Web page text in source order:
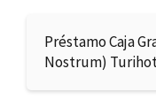
Préstamo Caja
Nostrum)